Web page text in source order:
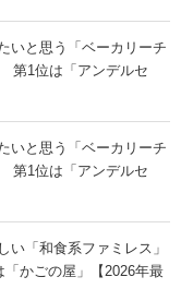
いと思う「ベーカリーチ
第1位は「アンデルセ
いと思う「ベーカリーチ
第1位は「アンデルセ
い「和食系ファミレス」
かごの屋」【2026年最